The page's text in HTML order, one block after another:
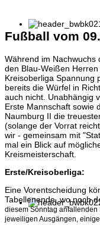
Fußball vom
Während im Nachwuchs
den Blau-Weißen
Kreisoberliga Spannung
bereits die Würfel in
auch nicht. Unabhängig
Erste Mannschaft sowie
Naumburg II die
(solange der Vorrat reicht
wir - gemeinsam mit
mal ein Blick auf
Kreismeisterschaft.
Erste/Kreisoberliga:
Eine Vorentscheidung
Tabellenende, wo noch
diesem Sonntag
jeweiligen Ausgängen,